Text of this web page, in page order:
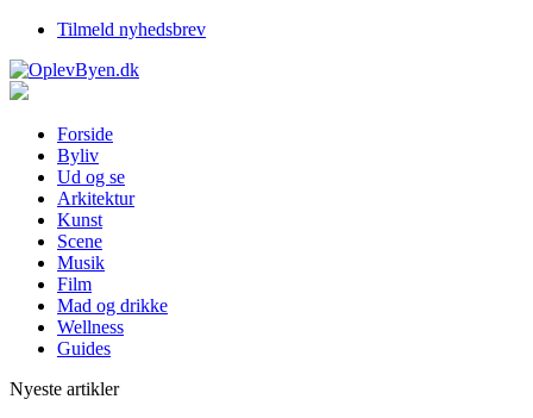
Tilmeld nyhedsbrev
Forside
Byliv
Ud og se
Arkitektur
Kunst
Scene
Musik
Film
Mad og drikke
Wellness
Guides
Nyeste artikler